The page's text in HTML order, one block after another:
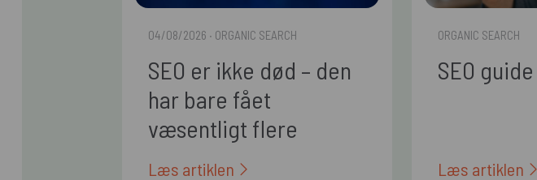
04/08/2026 · ORGANIC SEARCH
SEO er ikke død – den
har bare fået
væsentligt flere
arbejdsopgaver
Læs artiklen
ORGANIC SEARCH
SEO
Læs artiklen